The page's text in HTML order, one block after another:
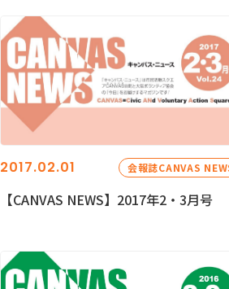
2017.02.01 会報誌CANVAS
【CANVAS NEWS】2017年2・3月号